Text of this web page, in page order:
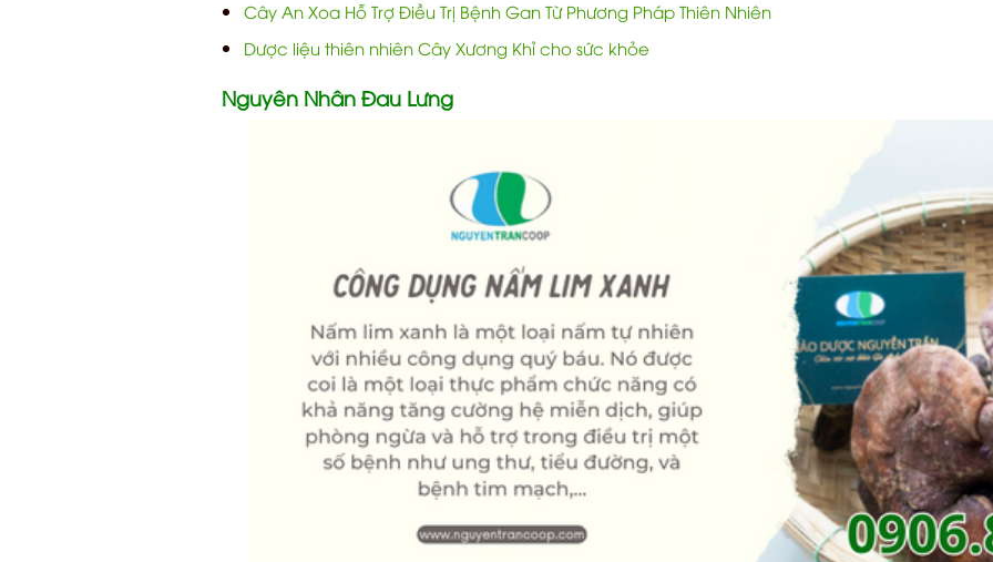
Cây An Xoa Hỗ Trợ Điều Trị Bệnh Gan Từ Phương Pháp Thiên Nhiên
Dược liệu thiên nhiên Cây Xương Khỉ cho sức khỏe
Nguyên Nhân Đau Lưng